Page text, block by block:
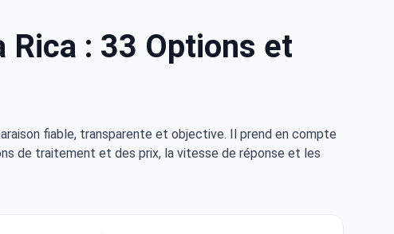
: 33 Options et
fiable, transparente et objective. Il prend en compte
de traitement et des prix, la vitesse de réponse et les